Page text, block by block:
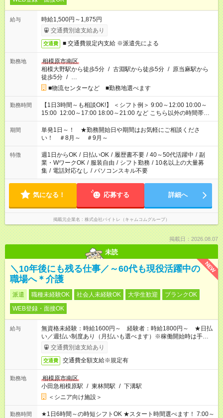
給与
時給1,500円～1,875円
交通費別途支給あり
交通費 ■ 交通費規定内支給 ※派遣先による
勤務地
相模原市南区
相模大野駅から徒歩5分 / 古淵駅から徒歩5分 / 原当麻駅から
徒歩5分 / …
■物流センターなど ■勤務地選べます
勤務時間
【1日3時間～も相談OK!】 ＜シフト例＞ 9:00～12:00 10:00～
15:00 12:00～17:00 18:00～21:00 など こちら以外の時間帯も
お気軽にご相談ください！
期間
単発1日～！ ★勤務開始日や期間はお気軽にご相談くださ
い！ ＃8月～ ＃9月～
特徴 週1日からOK / 日払いOK / 履歴書不要 / 40～50代活躍中 / 副
業・WワークOK / 服装自由 / シフト勤務 / 10名以上の大量募
集 / 電話対応なし / パソコンスキル不要
気になる！ 応募する 詳細へ
掲載元企業名 株式会社バイトレ（キャムコムグループ）
掲載日：2026.08.07
未読
NEW
＼10年後にも残る仕事／～60代も現役活躍中の
職場へ＊介護
派遣 職種未経験OK 社会人未経験OK 大学生歓迎
ブランクOK
WEB登録・面接OK
給与
無資格未経験：時給1600円～ 経験者：時給1800円～ ★日払
い／週払い制度あり（月払いも選べます）※稼働開始時は手続き
完了次第のお支払いとなります。
交通費別途支給あり
交通費 交通費全額支給※規定有
勤務地
相模原市南区
小田急相模原駅 / 東林間駅 / 下溝駅
＜シニア向け施設＞
勤務時間
★1日6時間～の時短シフトOK ★スタート時間選べます！ 7:00～